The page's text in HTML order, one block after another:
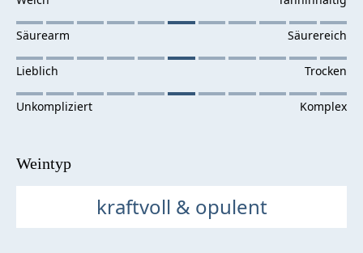
Weintyp
kraftvoll & opulent